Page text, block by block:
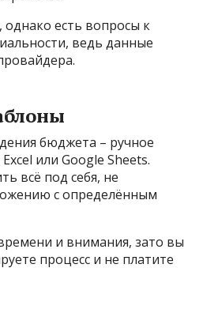
однако есть вопросы к
ведь данные
бюджета – ручное
или Google Sheets.
всё под себя, не
с определённым
и внимания, зато вы
процесс и не платите